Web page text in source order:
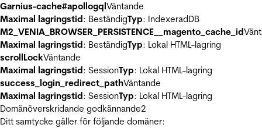
Garnius-cache#apollogqlVäntande
Maximal lagringstid: BeständigTyp: IndexeradDB
M2_VENIA_BROWSER_PERSISTENCE__magento_cache_id
Maximal lagringstid: BeständigTyp: Lokal HTML-lagring
scrollLockVäntande
Maximal lagringstid: SessionTyp: Lokal HTML-lagring
success_login_redirect_pathVäntande
Maximal lagringstid: SessionTyp: Lokal HTML-lagring
Domänöverskridande godkännande2
Ditt samtycke gäller för följande domäner: